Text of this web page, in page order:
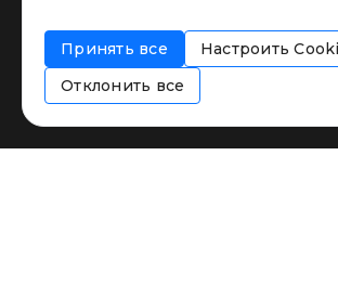
Соглашение об
Политика использования
Принять все
Настроить
Отклонить все